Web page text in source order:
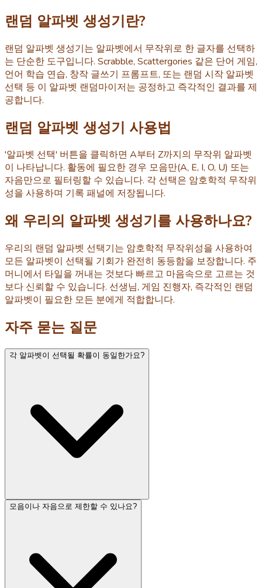
랜덤 알파벳 생성기란?
랜덤 알파벳 생성기는 알파벳에서 무작위로 한 글자를 선택하
는 단순한 도구입니다. Scrabble, Scattergories 같은 단어 게임,
언어 학습 연습, 창작 글쓰기 프롬프트, 또는 랜덤 시작 알파벳
선택 등 이 알파벳 랜덤마이저는 공정하고 즉각적인 결과를 제
공합니다.
랜덤 알파벳 생성기 사용법
'알파벳 선택' 버튼을 클릭하면 A부터 Z까지의 무작위 알파벳
이 나타납니다. 활동에 필요한 경우 모음만(A, E, I, O, U) 또는
자음만으로 필터링할 수 있습니다. 각 선택은 암호학적 무작위
성을 사용하며 기록 패널에 저장됩니다.
왜 우리의 알파벳 생성기를 사용하나요?
우리의 랜덤 알파벳 선택기는 암호학적 무작위성을 사용하여
모든 알파벳이 선택될 기회가 완전히 동등함을 보장합니다. 주
머니에서 타일을 꺼내는 것보다 빠르고 마음속으로 고르는 것
보다 신뢰할 수 있습니다. 선생님, 게임 진행자, 즉각적인 랜덤
알파벳이 필요한 모든 분에게 적합합니다.
자주 묻는 질문
각 알파벳이 선택될 확률이 동일한가요?
모음이나 자음으로 제한할 수 있나요?